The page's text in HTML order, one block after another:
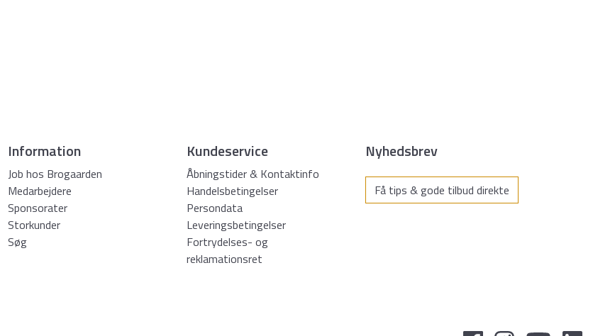
Information
Job hos Brogaarden
Medarbejdere
Sponsorater
Storkunder
Søg
Kundeservice
Åbningstider & Kontaktinfo
Handelsbetingelser
Persondata
Leveringsbetingelser
Fortrydelses- og
reklamationsret
Nyhedsbrev
Få tips & gode tilbud direkte